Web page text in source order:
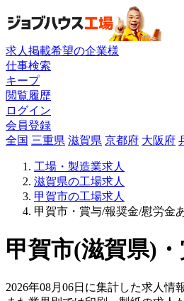
求人掲載希望の企業様
仕事検索
キープ
閲覧履歴
ログイン
会員登録
全国 三重県 滋賀県 京都府 大阪府
工場・製造業求人
滋賀県の工場求人
甲賀市の工場求人
甲賀市・賞与/報奨金/慰労金
甲賀市(滋賀県)
2026年08月06日に集計した求人情